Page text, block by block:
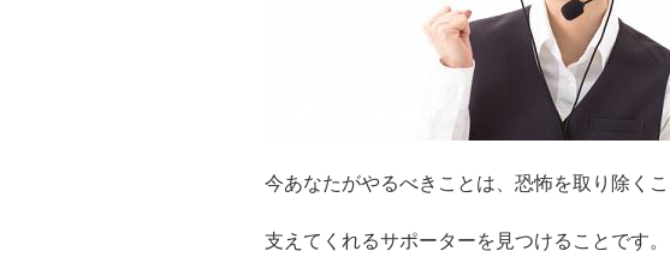
今あなたがやるべきことは、恐怖を取り除くこ
支えてくれるサポーターを見つけることです。